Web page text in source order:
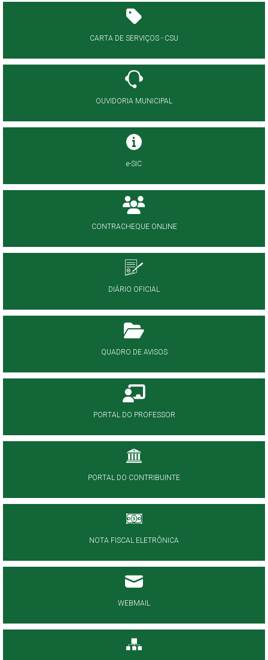
CARTA DE SERVIÇOS - CSU
OUVIDORIA MUNICIPAL
e-SIC
CONTRACHEQUE ONLINE
DIÁRIO OFICIAL
QUADRO DE AVISOS
PORTAL DO PROFESSOR
PORTAL DO CONTRIBUINTE
NOTA FISCAL ELETRÔNICA
WEBMAIL